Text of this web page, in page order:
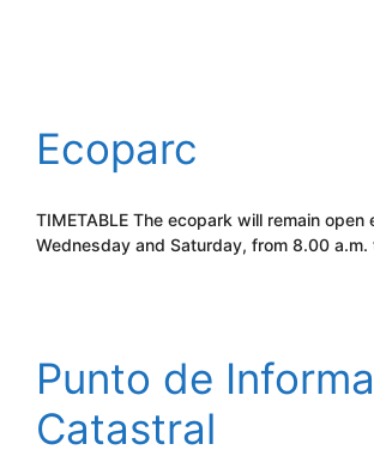
Ecoparc
TIMETABLE The ecopark will remain open
Wednesday and Saturday, from 8.00 a.m.
Punto de
Catastral